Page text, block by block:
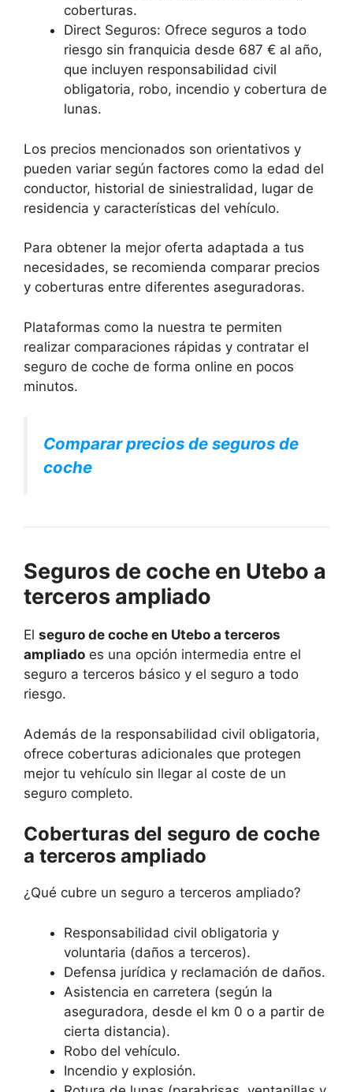
coberturas.
Direct Seguros: Ofrece seguros a todo
riesgo sin franquicia desde 687 € al año,
que incluyen responsabilidad civil
obligatoria, robo, incendio y cobertura de
lunas.
Los precios mencionados son orientativos y
pueden variar según factores como la edad del
conductor, historial de siniestralidad, lugar de
residencia y características del vehículo.
Para obtener la mejor oferta adaptada a tus
necesidades, se recomienda comparar precios
y coberturas entre diferentes aseguradoras.
Plataformas como la nuestra te permiten
realizar comparaciones rápidas y contratar el
seguro de coche de forma online en pocos
minutos.
Comparar precios de seguros de
coche
Seguros de coche en Utebo a
terceros ampliado
El seguro de coche en Utebo a terceros
ampliado es una opción intermedia entre el
seguro a terceros básico y el seguro a todo
riesgo.
Además de la responsabilidad civil obligatoria,
ofrece coberturas adicionales que protegen
mejor tu vehículo sin llegar al coste de un
seguro completo.
Coberturas del seguro de coche
a terceros ampliado
¿Qué cubre un seguro a terceros ampliado?
Responsabilidad civil obligatoria y
voluntaria (daños a terceros).
Defensa jurídica y reclamación de daños.
Asistencia en carretera (según la
aseguradora, desde el km 0 o a partir de
cierta distancia).
Robo del vehículo.
Incendio y explosión.